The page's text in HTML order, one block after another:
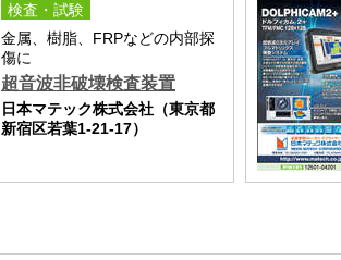
検査・試験
金属、樹脂、FRPなどの内部探
傷に
超音波非破壊検査装置
日本マテック株式会社（東京都
新宿区若葉1-21-17）